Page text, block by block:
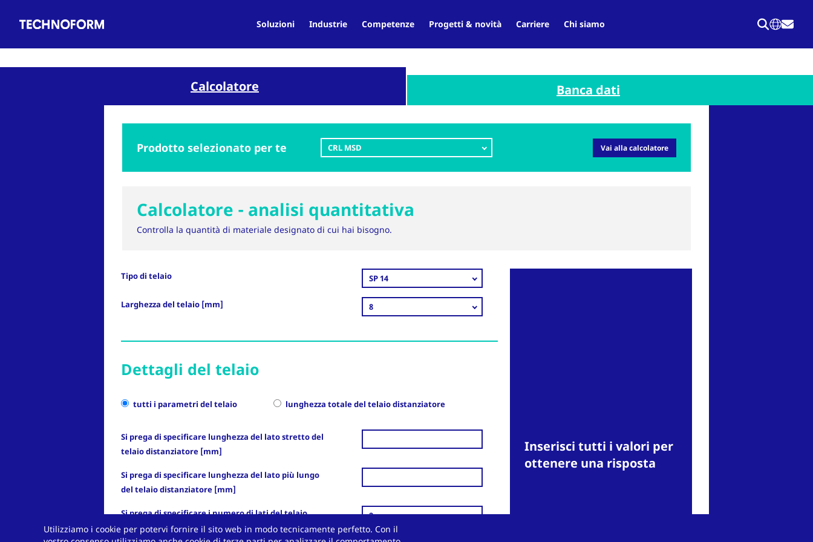
navigation
Soluzioni Industrie Competenze Progetti & novità Carriere Chi siamo
Calcolatore Banca dati
Prodotto selezionato per te CRL MSD Vai alla calcolatore
Calcolatore - analisi quantitativa
Controlla la quantità di materiale designato di cui hai bisogno.
Tipo di telaio SP 14
Larghezza del telaio [mm] 8
Dettagli del telaio
tutti i parametri del telaio lunghezza totale del telaio distanziatore
Si prega di specificare lunghezza del lato stretto del
telaio distanziatore [mm]
Si prega di specificare lunghezza del lato più lungo
del telaio distanziatore [mm]
Si prega di specificare i numero di lati del telaio
distanziatore immersi nel setaccio molecolare
2
Inserisci tutti i valori per
ottenere una risposta
Utilizziamo i cookie per potervi fornire il sito web in modo tecnicamente perfetto. Con il